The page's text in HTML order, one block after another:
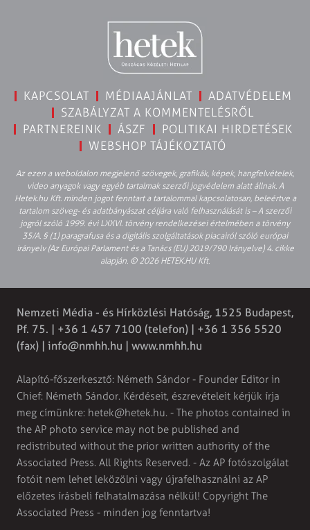
KAPCSOLAT MÉDIAAJÁNLAT
ADATVÉDELEM
SZABÁLYZAT A KOMMENTELÉSRŐL
PARTNEREINK
ÁSZF
POLITIKAI HIRDETÉSEK
WEBSHOP TÁJÉKOZTATÓ
Az ezen a weboldalon megjelenő szövegek, grafikák, képek, hangfelvételek,
video anyagok vagy egyéb tartalmak szerzői jogvédelem alatt állnak. A
Hetek.hu Kft. minden jogot fenntart a tartalommal kapcsolatosan, beleértve a
tartalom szöveg- és adatbányászat céljára való felhasználását is – A szerzői
jogról szóló 1999. évi LXXVI. törvény rendelkezései értelmében a törvény
35/A. § (1) paragrafusa és a digitális szolgáltatások piacairól szóló európai
irányelv (Az Európai Parlament és a Tanács (EU) 2019/790 Irányelve) 4. cikke
alapján. © 2026 HETEK.HU Kft.
Nemzeti Média - és Hírközlési Hatóság, 1525 Budapest,
Pf. 75. | +36 1 457 7100 (telefon) | +36 1 356 5520
(fax) | info@nmhh.hu | www.nmhh.hu
Alapító-főszerkesztő: Németh Sándor - Founder Editor in
Chief: Németh Sándor. Kérdéseit, észrevételeit kérjük írja
meg címünkre: hetek@hetek.hu. - The photos contained in
the AP photo service may not be published and
redistributed without the prior written authority of the
Associated Press. All Rights Reserved. - Az AP fotószolgálat
fotóit nem lehet leközölni vagy újrafelhasználni az AP
előzetes írásbeli felhatalmazása nélkül! Copyright The
Associated Press - minden jog fenntartva!